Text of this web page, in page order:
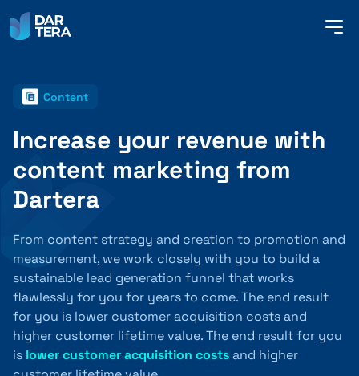
SERVICES
REFERENCES
CONTACT
ENGLISH
Content
Increase your revenue with
content marketing from
Dartera
From content strategy and creation to promotion and
measurement, we work closely with you to build a
sustainable lead generation funnel that works
flawlessly for you for years to come. The end result
for you is lower customer acquisition costs and
higher customer lifetime value. The end result for you
is lower customer acquisition costsand higher